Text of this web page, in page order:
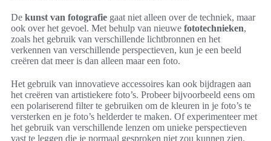
De kunst van fotografie gaat niet alleen over de techniek, maar
ook over het gevoel. Met behulp van nieuwe fototechnieken,
zoals het gebruik van verschillende lichtbronnen en het
verkennen van verschillende perspectieven, kun je een beeld
creëren dat meer is dan alleen maar een foto.
Het gebruik van innovatieve accessoires kan ook bijdragen aan
het creëren van artistiekere foto’s. Probeer bijvoorbeeld eens om
een polariserend filter te gebruiken om de kleuren in je foto’s te
versterken en je foto’s helderder te maken. Of experimenteer met
het gebruik van verschillende lenzen om unieke perspectieven
vast te leggen die je normaal gesproken niet zou kunnen zien.